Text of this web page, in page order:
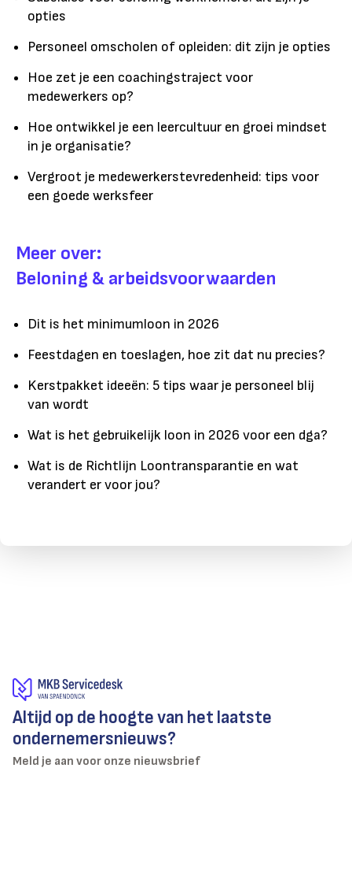
opties
Personeel omscholen of opleiden: dit zijn je opties
Hoe zet je een coachingstraject voor
medewerkers op?
Hoe ontwikkel je een leercultuur en groei mindset
in je organisatie?
Vergroot je medewerkerstevredenheid: tips voor
een goede werksfeer
Meer over:
Beloning & arbeidsvoorwaarden
Dit is het minimumloon in 2026
Feestdagen en toeslagen, hoe zit dat nu precies?
Kerstpakket ideeën: 5 tips waar je personeel blij
van wordt
Wat is het gebruikelijk loon in 2026 voor een dga?
Wat is de Richtlijn Loontransparantie en wat
verandert er voor jou?
Altijd op de hoogte van het laatste
ondernemersnieuws?
Meld je aan voor onze nieuwsbrief